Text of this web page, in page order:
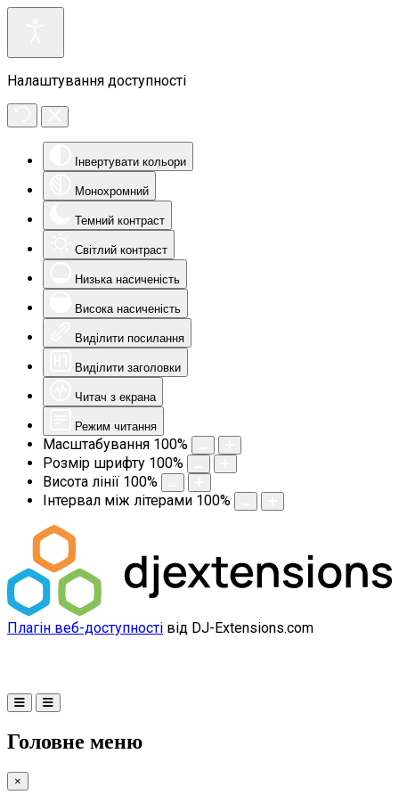
Налаштування доступності
Інвертувати кольори
Монохромний
Темний контраст
Світлий контраст
Низька насиченість
Висока насиченість
Виділити посилання
Виділити заголовки
Читач з екрана
Режим читання
Масштабування 100%
Розмір шрифту 100%
Висота лінії 100%
Інтервал між літерами 100%
Плагін веб-доступності від DJ-Extensions.com
Головне меню
×